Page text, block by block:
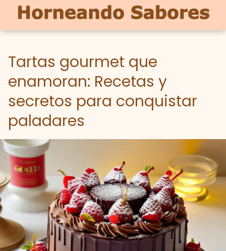
Tartas gourmet que
enamoran: Recetas y
secretos para conquistar
paladares